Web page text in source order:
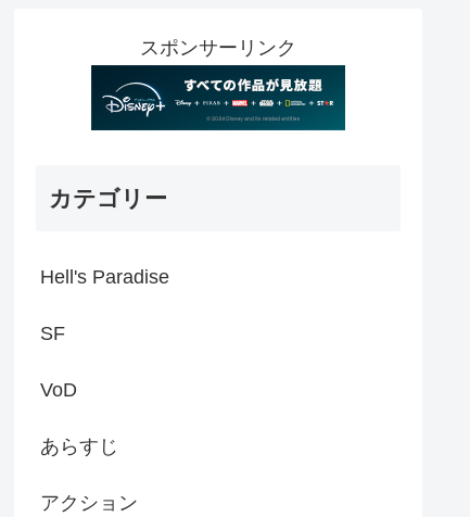
スポンサーリンク
カテゴリー
Hell's Paradise
SF
VoD
あらすじ
アクション